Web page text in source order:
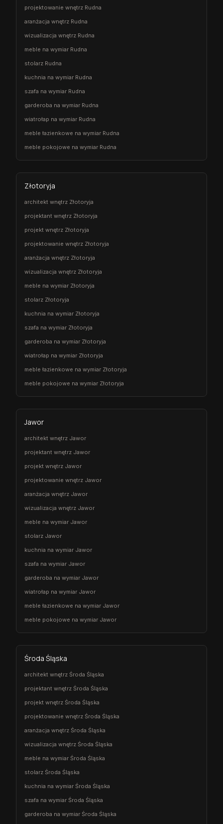
projektowanie wnętrz Rudna
aranżacja wnętrz Rudna
wizualizacja wnętrz Rudna
meble na wymiar Rudna
stolarz Rudna
kuchnia na wymiar Rudna
szafa na wymiar Rudna
garderoba na wymiar Rudna
wiatrołap na wymiar Rudna
meble łazienkowe na wymiar Rudna
meble pokojowe na wymiar Rudna
Złotoryja
architekt wnętrz Złotoryja
projektant wnętrz Złotoryja
projekt wnętrz Złotoryja
projektowanie wnętrz Złotoryja
aranżacja wnętrz Złotoryja
wizualizacja wnętrz Złotoryja
meble na wymiar Złotoryja
stolarz Złotoryja
kuchnia na wymiar Złotoryja
szafa na wymiar Złotoryja
garderoba na wymiar Złotoryja
wiatrołap na wymiar Złotoryja
meble łazienkowe na wymiar Złotoryja
meble pokojowe na wymiar Złotoryja
Jawor
architekt wnętrz Jawor
projektant wnętrz Jawor
projekt wnętrz Jawor
projektowanie wnętrz Jawor
aranżacja wnętrz Jawor
wizualizacja wnętrz Jawor
meble na wymiar Jawor
stolarz Jawor
kuchnia na wymiar Jawor
szafa na wymiar Jawor
garderoba na wymiar Jawor
wiatrołap na wymiar Jawor
meble łazienkowe na wymiar Jawor
meble pokojowe na wymiar Jawor
Środa Śląska
architekt wnętrz Środa Śląska
projektant wnętrz Środa Śląska
projekt wnętrz Środa Śląska
projektowanie wnętrz Środa Śląska
aranżacja wnętrz Środa Śląska
wizualizacja wnętrz Środa Śląska
meble na wymiar Środa Śląska
stolarz Środa Śląska
kuchnia na wymiar Środa Śląska
szafa na wymiar Środa Śląska
garderoba na wymiar Środa Śląska